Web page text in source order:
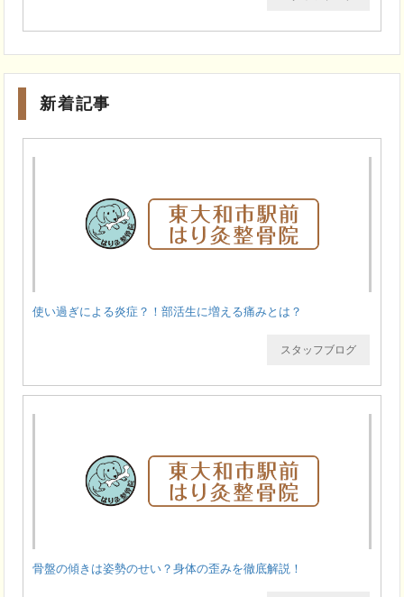
新着記事
使い過ぎによる炎症？！部活生に増える痛みとは？
スタッフブログ
骨盤の傾きは姿勢のせい？身体の歪みを徹底解説！